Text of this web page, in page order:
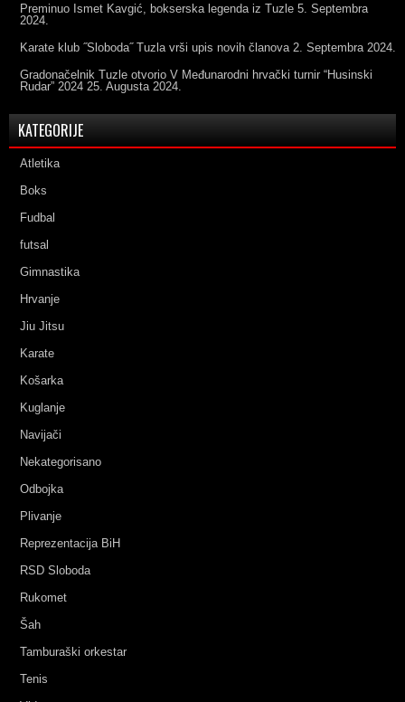
Preminuo Ismet Kavgić, bokserska legenda iz Tuzle 5. Septembra
2024.
Karate klub ˝Sloboda˝ Tuzla vrši upis novih članova 2. Septembra 2024.
Gradonačelnik Tuzle otvorio V Međunarodni hrvački turnir “Husinski
Rudar” 2024 25. Augusta 2024.
KATEGORIJE
Atletika
Boks
Fudbal
futsal
Gimnastika
Hrvanje
Jiu Jitsu
Karate
Košarka
Kuglanje
Navijači
Nekategorisano
Odbojka
Plivanje
Reprezentacija BiH
RSD Sloboda
Rukomet
Šah
Tamburaški orkestar
Tenis